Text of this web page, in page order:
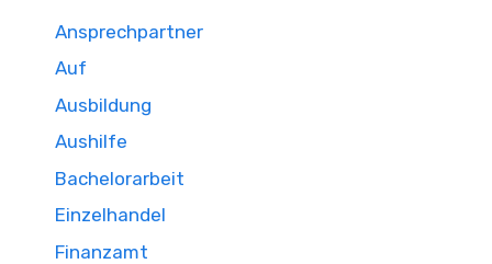
Ansprechpartner
Auf
Ausbildung
Aushilfe
Bachelorarbeit
Einzelhandel
Finanzamt